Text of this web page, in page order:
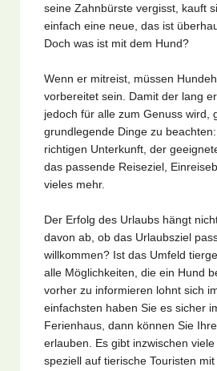
seine Zahnbürste vergisst, kauft
einfach eine neue, das ist
Doch was ist mit dem Hund?
Wenn er mitreist, müssen
vorbereitet sein. Damit der lang
jedoch für alle zum Genuss wird,
grundlegende Dinge zu
richtigen Unterkunft, der
das passende Reiseziel,
vieles mehr.
Der Erfolg des Urlaubs hängt
davon ab, ob das Urlaubsziel
willkommen? Ist das Umfeld
alle Möglichkeiten, die ein Hund
vorher zu informieren lohnt sich
einfachsten haben Sie es sicher
Ferienhaus, dann können Sie
erlauben. Es gibt inzwischen
speziell auf tierische Touristen